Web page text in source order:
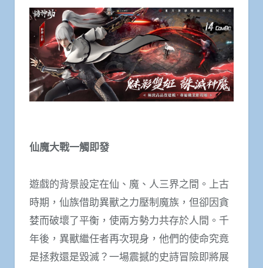
仙魔大戰一觸即發
遊戲的背景設定在仙、魔、人三界之間。上古
時期，仙族借助異獸之力壓制魔族，但卻因貪
婪而破壞了平衡，使兩方勢力共存於人間。千
年後，異獸繼任者再次現身，他們的使命究竟
是拯救還是毀滅？一場震撼的史詩冒險即將展